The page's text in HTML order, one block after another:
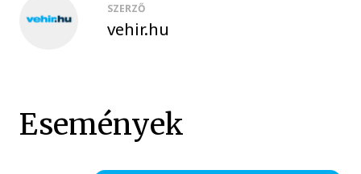
SZERZŐ
vehir.hu
Események